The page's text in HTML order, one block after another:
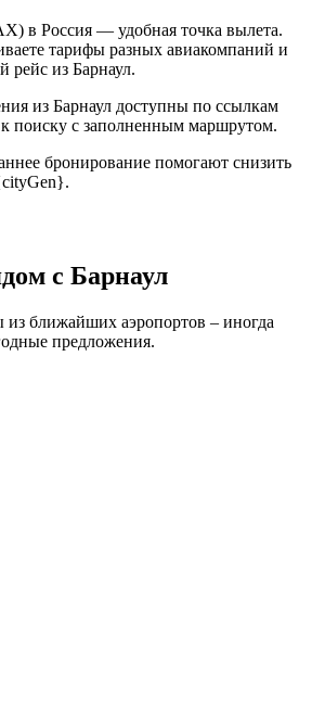
в Россия — удобная точка вылета.
тарифы разных авиакомпаний и
рейс из Барнаул.
из Барнаул доступны по ссылкам
поиску с заполненным маршрутом.
бронирование помогают снизить
с Барнаул
из ближайших аэропортов – иногда
предложения.